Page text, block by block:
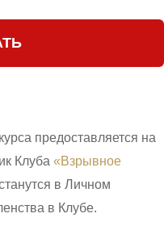
предоставляется на
Клуба«Взрывное
в Личном
в Клубе.